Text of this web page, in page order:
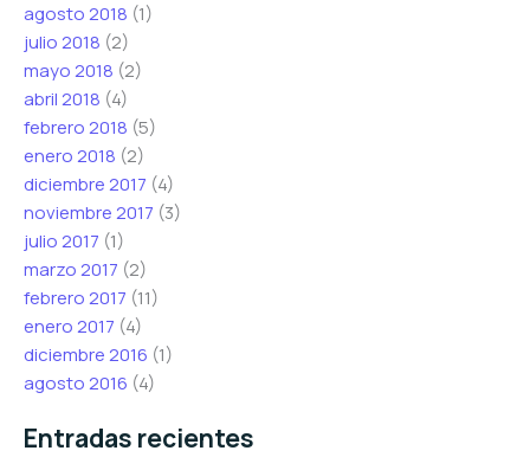
agosto 2018 (1)
julio 2018 (2)
mayo 2018 (2)
abril 2018 (4)
febrero 2018 (5)
enero 2018 (2)
diciembre 2017 (4)
noviembre 2017 (3)
julio 2017 (1)
marzo 2017 (2)
febrero 2017 (11)
enero 2017 (4)
diciembre 2016 (1)
agosto 2016 (4)
Entradas recientes